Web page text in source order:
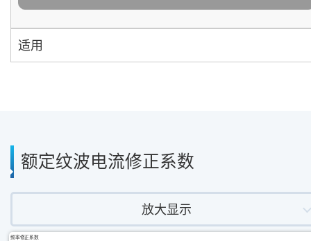
适用
额定纹波电流修正系数
放大显示
频率修正系数